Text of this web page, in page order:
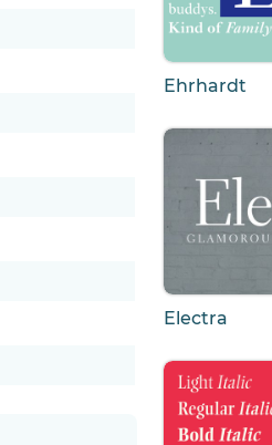
Ehrhardt
Electra